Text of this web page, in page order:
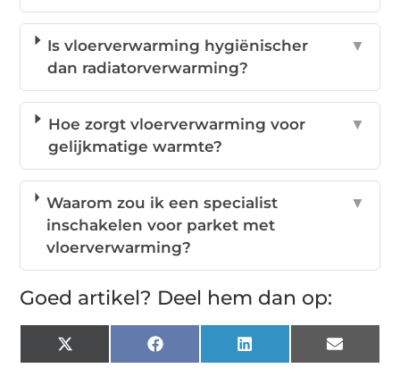
Is vloerverwarming hygiënischer
dan radiatorverwarming?
▼
Hoe zorgt vloerverwarming voor
gelijkmatige warmte?
▼
Waarom zou ik een specialist
inschakelen voor parket met
vloerverwarming?
▼
Goed artikel? Deel hem dan op:
X
(Twitter)
Facebook LinkedIn Email